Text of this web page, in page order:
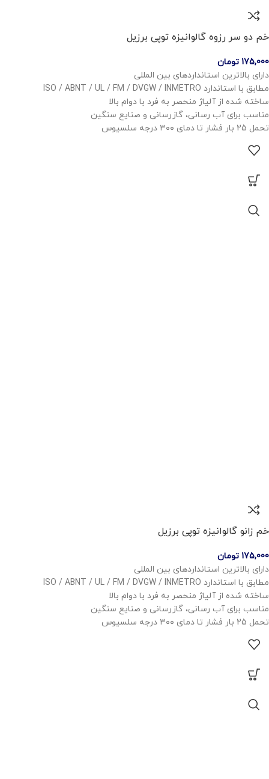
خم دو سر رزوه گالوانیزه توپی برزیل
175,000 تومان
دارای بالاترین استانداردهای بین المللی
مطابق با استاندارد ISO / ABNT / UL / FM / DVGW / INMETRO
ساخته شده از آلیاژ منحصر به فرد با دوام بالا
مناسب برای آب رسانی، گازرسانی و صنایع سنگین
تحمل 25 بار فشار تا دمای ۳۰۰ درجه سلسیوس
خم زانو گالوانیزه توپی برزیل
175,000 تومان
دارای بالاترین استانداردهای بین المللی
مطابق با استاندارد ISO / ABNT / UL / FM / DVGW / INMETRO
ساخته شده از آلیاژ منحصر به فرد با دوام بالا
مناسب برای آب رسانی، گازرسانی و صنایع سنگین
تحمل 25 بار فشار تا دمای ۳۰۰ درجه سلسیوس